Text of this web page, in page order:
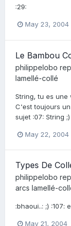
:29:
May 23, 2004
Le Bambou
philippelobo
lamellé-collé
String, tu es une
C'est toujours
sujet :07: String ;)
May 22, 2004
Types De
philippelobo
arcs lamellé-
:bhaoui..: ;) :107:
May 21, 2004